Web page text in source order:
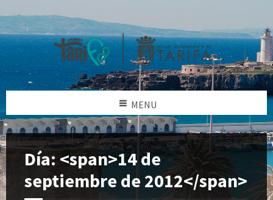
MENU
Día: <span>14 de
septiembre de 2012</span>